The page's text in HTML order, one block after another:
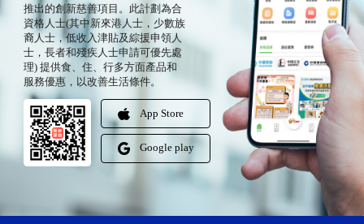
推出的創新慈善項目。此計劃為合
資格人士(其中新來港人士，少數族
裔人士，低收入津貼及綜援申領人
士，長者和殘疾人士申請可優先處
理) 提供食、住、行多方面產品和
服務優惠，以改善生活條件。
App Store
Google play